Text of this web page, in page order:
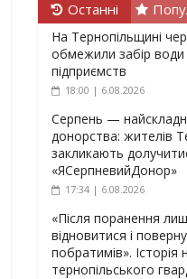
Останні
На Тернопільщині
обмежили забір
підприємств
18:00 | 6.08.2026
Серпень —
донорства: жителів
закликають
«ЯСерпневийДонор»
17:34 | 6.08.2026
«Після поранення
відновитися і
побратимів». Історія
тернопільського